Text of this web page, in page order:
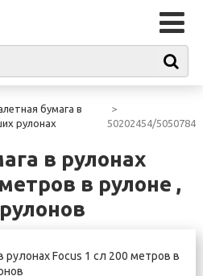
бумага в
рулонах
50202454/5050784
в рулонах
в рулоне ,